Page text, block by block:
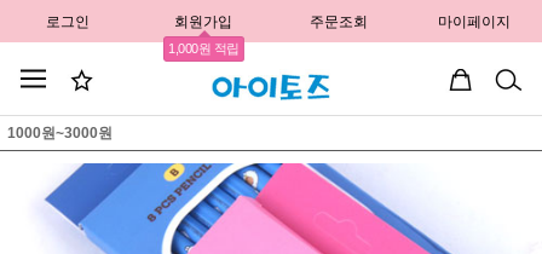
로그인 회원가입
1,000원 적립
주문조회 마이페이지
1000원~3000원